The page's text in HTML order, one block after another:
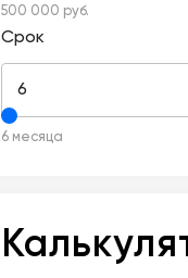
500 000 руб.
Срок
6
6 месяца